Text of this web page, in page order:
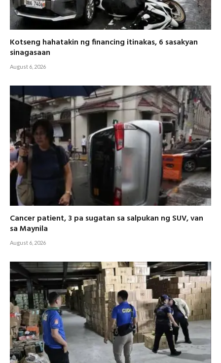
Kotseng hahatakin ng financing itinakas, 6 sasakyan
sinagasaan
August 6, 2026
Cancer patient, 3 pa sugatan sa salpukan ng SUV, van
sa Maynila
August 6, 2026